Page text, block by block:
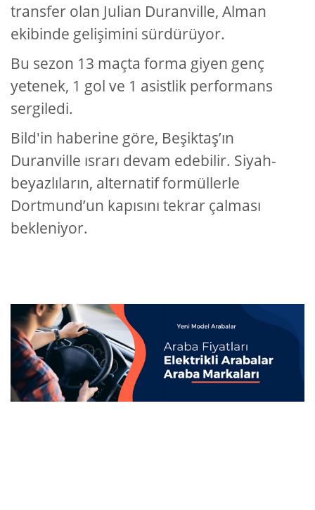
transfer olan Julian Duranville, Alman
ekibinde gelişimini sürdürüyor.
Bu sezon 13 maçta forma giyen genç
yetenek, 1 gol ve 1 asistlik performans
sergiledi.
Bild'in haberine göre, Beşiktaş’ın
Duranville ısrarı devam edebilir. Siyah-
beyazlıların, alternatif formüllerle
Dortmund’un kapısını tekrar çalması
bekleniyor.